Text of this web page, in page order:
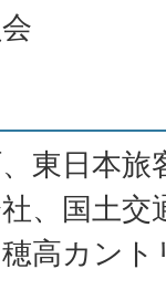
東日本旅
、国土交
高カント